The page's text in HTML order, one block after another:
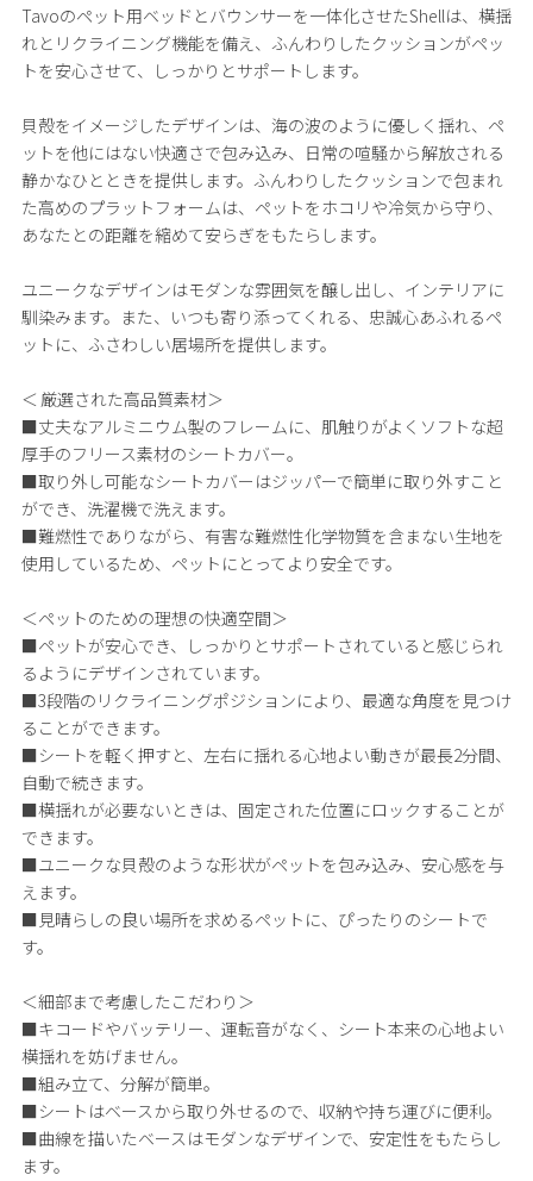
Tavoのペット用ベッドとバウンサーを一体化させたShellは、横揺
れとリクライニング機能を備え、ふんわりしたクッションがペッ
トを安心させて、しっかりとサポートします。
貝殻をイメージしたデザインは、海の波のように優しく揺れ、ペ
ットを他にはない快適さで包み込み、日常の喧騒から解放される
静かなひとときを提供します。ふんわりしたクッションで包まれ
た高めのプラットフォームは、ペットをホコリや冷気から守り、
あなたとの距離を縮めて安らぎをもたらします。
ユニークなデザインはモダンな雰囲気を醸し出し、インテリアに
馴染みます。また、いつも寄り添ってくれる、忠誠心あふれるペ
ットに、ふさわしい居場所を提供します。
＜ 厳選された高品質素材＞
■丈夫なアルミニウム製のフレームに、肌触りがよくソフトな超
厚手のフリース素材のシートカバー。
■取り外し可能なシートカバーはジッパーで簡単に取り外すこと
ができ、洗濯機で洗えます。
■難燃性でありながら、有害な難燃性化学物質を含まない生地を
使用しているため、ペットにとってより安全です。
＜ペットのための理想の快適空間＞
■ペットが安心でき、しっかりとサポートされていると感じられ
るようにデザインされています。
■3段階のリクライニングポジションにより、最適な角度を見つけ
ることができます。
■シートを軽く押すと、左右に揺れる心地よい動きが最長2分間、
自動で続きます。
■横揺れが必要ないときは、固定された位置にロックすることが
できます。
■ユニークな貝殻のような形状がペットを包み込み、安心感を与
えます。
■見晴らしの良い場所を求めるペットに、ぴったりのシートで
す。
＜細部まで考慮したこだわり＞
■キコードやバッテリー、運転音がなく、シート本来の心地よい
横揺れを妨げません。
■組み立て、分解が簡単。
■シートはベースから取り外せるので、収納や持ち運びに便利。
■曲線を描いたベースはモダンなデザインで、安定性をもたらし
ます。